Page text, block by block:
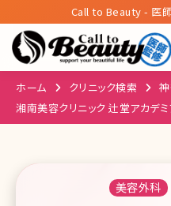
Call to Beauty - 医
ホーム クリニック検索
湘南美容クリニック 辻堂アカデミ
美容外科